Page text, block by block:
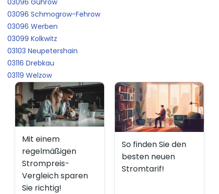
03096 Schmogrow-Fehrow
03096 Werben
03099 Kolkwitz
03103 Neupetershain
03116 Drebkau
03119 Welzow
Mit einem
regelmäßigen
Strompreis-
Vergleich sparen
Sie richtig!
So finden Sie den
besten neuen
Stromtarif!